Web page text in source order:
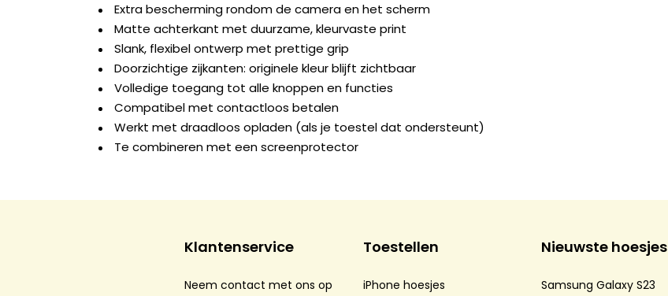
Extra bescherming rondom de camera en het scherm
Matte achterkant met duurzame, kleurvaste print
Slank, flexibel ontwerp met prettige grip
Doorzichtige zijkanten: originele kleur blijft zichtbaar
Volledige toegang tot alle knoppen en functies
Compatibel met contactloos betalen
Werkt met draadloos opladen (als je toestel dat ondersteunt)
Te combineren met een screenprotector
Klantenservice
Neem contact met ons op
Toestellen
iPhone hoesjes
Nieuwste hoesjes
Samsung Galaxy S23